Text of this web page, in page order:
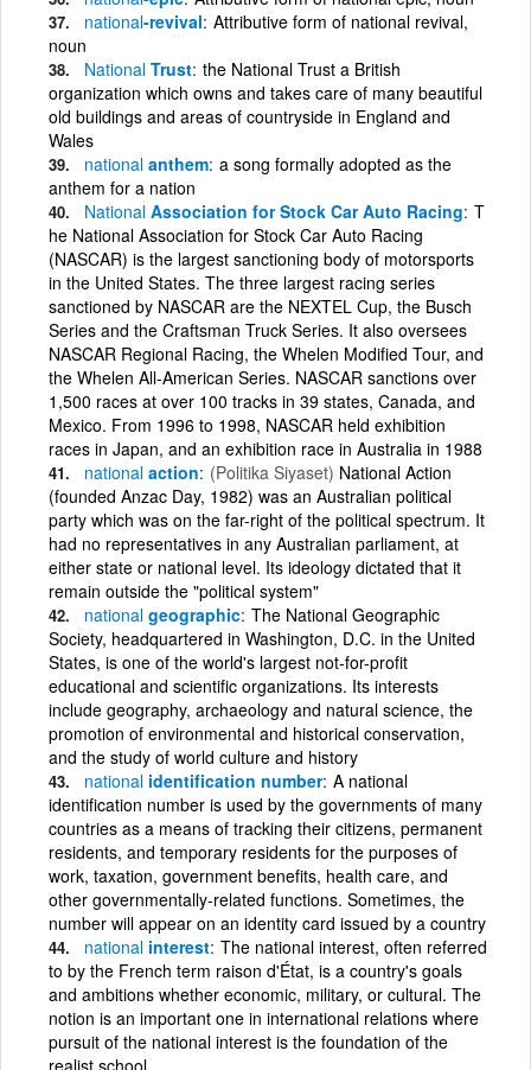
national-revival Attributive form of national revival,
noun
National Trust the National Trust a British
organization which owns and takes care of many beautiful
old buildings and areas of countryside in England and
Wales
national anthem a song formally adopted as the
anthem for a nation
National Association for Stock Car Auto Racing T
he National Association for Stock Car Auto Racing
(NASCAR) is the largest sanctioning body of motorsports
in the United States. The three largest racing series
sanctioned by NASCAR are the NEXTEL Cup, the Busch
Series and the Craftsman Truck Series. It also oversees
NASCAR Regional Racing, the Whelen Modified Tour, and
the Whelen All-American Series. NASCAR sanctions over
1,500 races at over 100 tracks in 39 states, Canada, and
Mexico. From 1996 to 1998, NASCAR held exhibition
races in Japan, and an exhibition race in Australia in 1988
national action (Politika Siyaset) National Action
(founded Anzac Day, 1982) was an Australian political
party which was on the far-right of the political spectrum. It
had no representatives in any Australian parliament, at
either state or national level. Its ideology dictated that it
remain outside the "political system"
national geographic The National Geographic
Society, headquartered in Washington, D.C. in the United
States, is one of the world's largest not-for-profit
educational and scientific organizations. Its interests
include geography, archaeology and natural science, the
promotion of environmental and historical conservation,
and the study of world culture and history
national identification number A national
identification number is used by the governments of many
countries as a means of tracking their citizens, permanent
residents, and temporary residents for the purposes of
work, taxation, government benefits, health care, and
other governmentally-related functions. Sometimes, the
number will appear on an identity card issued by a country
national interest The national interest, often referred
to by the French term raison d'État, is a country's goals
and ambitions whether economic, military, or cultural. The
notion is an important one in international relations where
pursuit of the national interest is the foundation of the
realist school